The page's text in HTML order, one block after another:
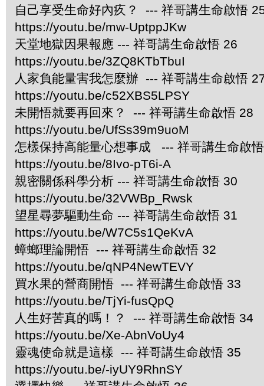
自己享受生命好內疚？ --- 祥哥講生命啟悟
https://youtu.be/mw-UptppJKw
天堂地獄因果報應 --- 祥哥講生命啟悟 26
https://youtu.be/3ZQ8KTbTbuI
人家負能量害我怎麼辦 --- 祥哥講生命啟悟
https://youtu.be/c52XBS5LPSY
未開悟就要再回來？ --- 祥哥講生命啟悟 28
https://youtu.be/UfSs39m9uoM
怎樣保持高能量心想事成 --- 祥哥講生命啟
https://youtu.be/8Ivo-pT6i-A
親密關係科學分析 --- 祥哥講生命啟悟 30
https://youtu.be/32VWBp_Rwsk
望星尋夢驅動生命 --- 祥哥講生命啟悟 31
https://youtu.be/W7C5s1QeKvA
蟑螂理論開悟 --- 祥哥講生命啟悟 32
https://youtu.be/qNP4NewTEVY
買水果的營商開悟 --- 祥哥講生命啟悟 33
https://youtu.be/TjYi-fusQpQ
人生好苦真的嗎！？ --- 祥哥講生命啟悟 34
https://youtu.be/Xe-AbnVoUy4
靈魂使命就是這樣 --- 祥哥講生命啟悟 35
https://youtu.be/-iyUY9RhnSY